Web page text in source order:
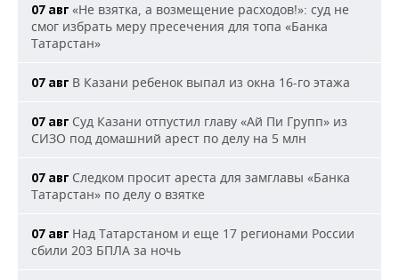
07 авг «Не взятка, а возмещение расходов!»: суд не
смог избрать меру пресечения для топа «Банка
Татарстан»
07 авг В Казани ребенок выпал из окна 16-го этажа
07 авг Суд Казани отпустил главу «Ай Пи Групп» из
СИЗО под домашний арест по делу на 5 млн
07 авг Следком просит ареста для замглавы «Банка
Татарстан» по делу о взятке
07 авг Над Татарстаном и еще 17 регионами России
сбили 203 БПЛА за ночь